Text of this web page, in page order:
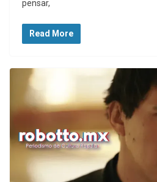
pensar,
Read More